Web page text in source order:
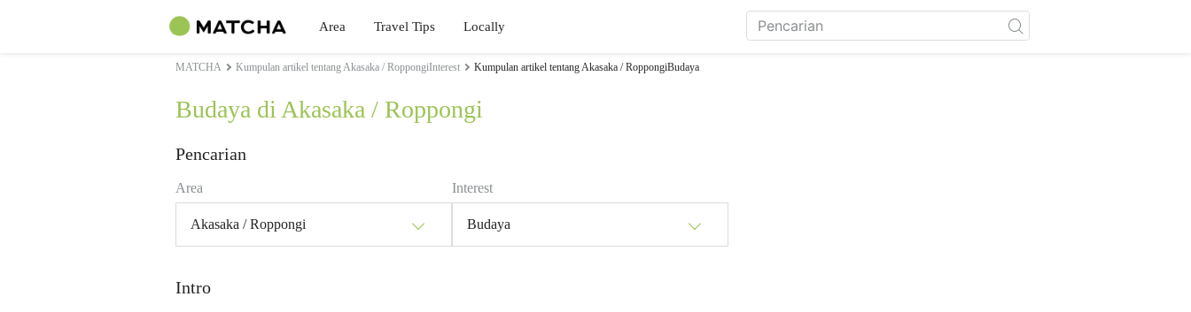
Area Travel Tips Locally
MATCHA Kumpulan artikel tentang Akasaka / RoppongiInterest Kumpulan artikel tentang Akasaka / RoppongiBudaya
Budaya di Akasaka / Roppongi
Pencarian
Area
Akasaka / Roppongi
Interest
Budaya
Intro